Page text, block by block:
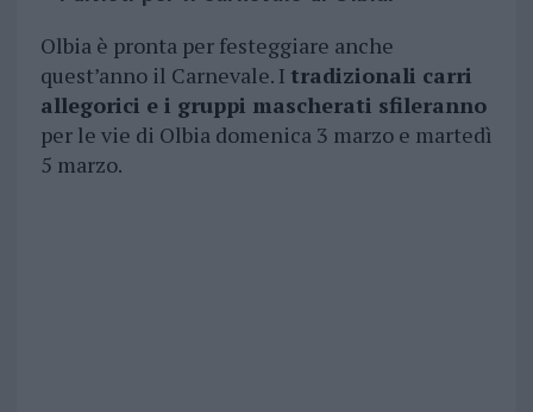
Olbia è pronta per festeggiare anche
quest’anno il Carnevale. I tradizionali carri
allegorici e i gruppi mascherati sfileranno
per le vie di Olbia domenica 3 marzo e martedì
5 marzo.